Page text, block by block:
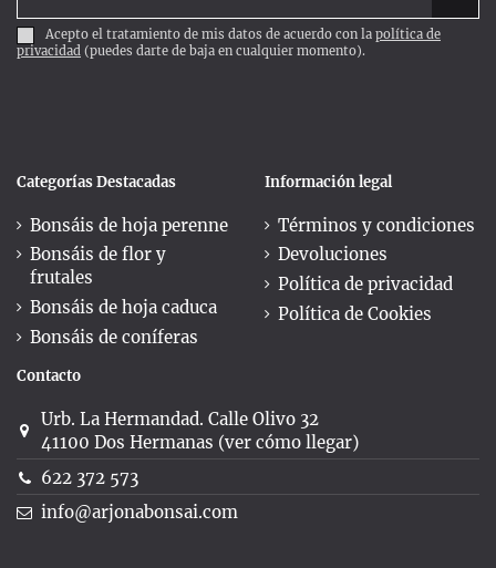
Acepto el tratamiento de mis datos de acuerdo con la política de
privacidad (puedes darte de baja en cualquier momento).
Categorías Destacadas
Bonsáis de hoja perenne
Bonsáis de flor y
frutales
Bonsáis de hoja caduca
Bonsáis de coníferas
Información legal
Términos y condiciones
Devoluciones
Política de privacidad
Política de Cookies
Contacto
Urb. La Hermandad. Calle Olivo 32
41100 Dos Hermanas (ver cómo llegar)
622 372 573
info@arjonabonsai.com